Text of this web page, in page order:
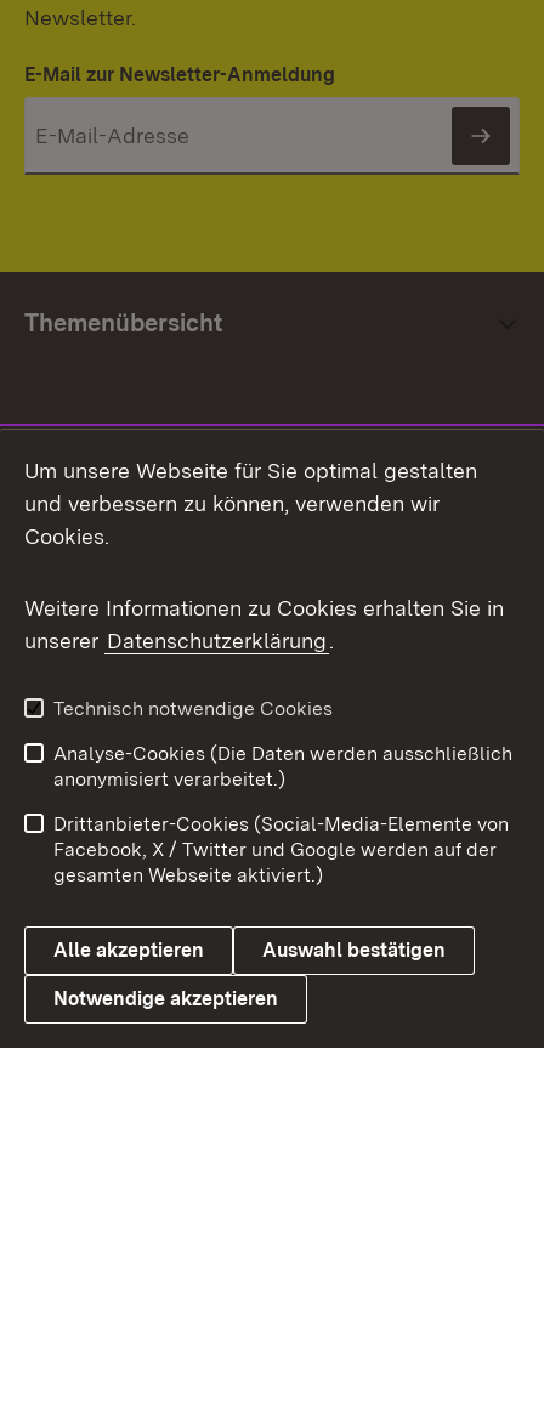
Newsletter.
E-Mail zur Newsletter-Anmeldung
Themenübersicht
Facebook
X / Twitter
Youtube
Link zum Landesportal
Impressum
Kontakt
Barrierefreiheit
Datenschutz
Cookies
Um unsere Webseite für Sie optimal gestalten
und verbessern zu können, verwenden wir
Cookies.
Weitere Informationen zu Cookies erhalten Sie in
unserer Datenschutzerklärung.
Technisch notwendige Cookies
Analyse-Cookies (Die Daten werden ausschließlich
anonymisiert verarbeitet.)
Drittanbieter-Cookies (Social-Media-Elemente von
Facebook, X / Twitter und Google werden auf der
gesamten Webseite aktiviert.)
Alle akzeptieren Auswahl bestätigen
Notwendige akzeptieren